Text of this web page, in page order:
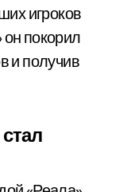
игроков
покорил
и получив